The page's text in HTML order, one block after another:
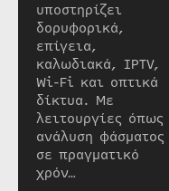
υποστηρίζει
δορυφορικά,
επίγεια,
καλωδιακά, IPTV,
Wi-Fi και οπτικά
δίκτυα. Με
λειτουργίες όπως
ανάλυση φάσματος
σε πραγματικό
χρόν…